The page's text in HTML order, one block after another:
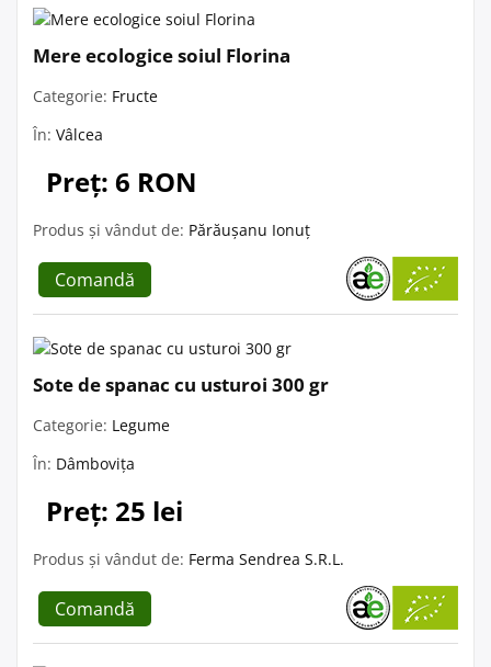
Mere ecologice soiul Florina
Categorie: Fructe
În: Vâlcea
Preț: 6 RON
Produs și vândut de: Părăușanu Ionuț
Comandă
Sote de spanac cu usturoi 300 gr
Categorie: Legume
În: Dâmbovița
Preț: 25 lei
Produs și vândut de: Ferma Sendrea S.R.L.
Comandă